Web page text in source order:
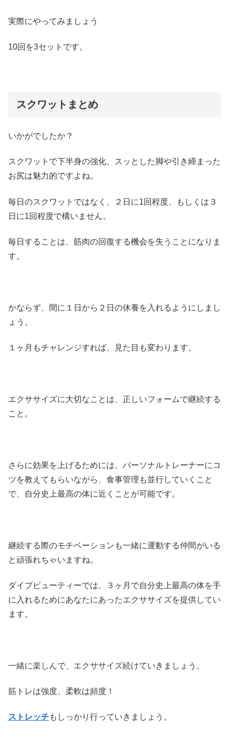
実際にやってみましょう
10回を3セットです。
スクワットまとめ
いかがでしたか？
スクワットで下半身の強化、スッとした脚や引き締まった
お尻は魅力的ですよね。
毎日のスクワットではなく、２日に1回程度、もしくは３
日に1回程度で構いません。
毎日することは、筋肉の回復する機会を失うことになりま
す。
かならず、間に１日から２日の休養を入れるようにしまし
ょう。
１ヶ月もチャレンジすれば、見た目も変わります。
エクササイズに大切なことは、正しいフォームで継続する
こと。
さらに効果を上げるためには、パーソナルトレーナーにコ
ツを教えてもらいながら、食事管理も並行していくこと
で、自分史上最高の体に近くことが可能です。
継続する際のモチベーションも一緒に運動する仲間がいる
と頑張れちゃいますね。
ダイブビューティーでは、３ヶ月で自分史上最高の体を手
に入れるためにあなたにあったエクササイズを提供してい
ます。
一緒に楽しんで、エクササイズ続けていきましょう。
筋トレは強度、柔軟は頻度！
ストレッチもしっかり行っていきましょう。